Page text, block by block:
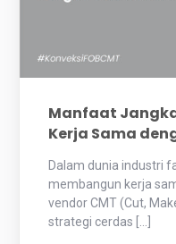
Manfaat
Kerja Sama
Dalam dunia industri
membangun kerja
vendor CMT (Cut,
strategi cerdas […]